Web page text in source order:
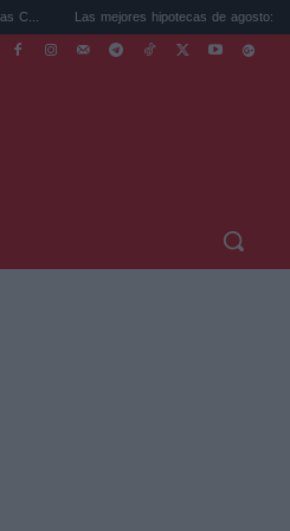
Las mejores hipotecas de agosto: el TAE más